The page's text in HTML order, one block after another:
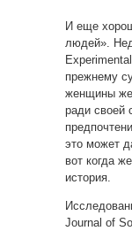
И еще
людей».
прежнему
женщины
ради своей
это может
вот когда
история.
Journal of